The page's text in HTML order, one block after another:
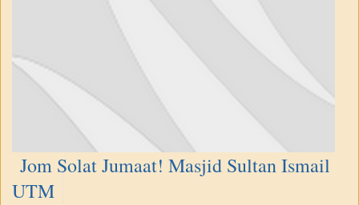
Jom Solat Jumaat! Masjid Sultan Ismail
UTM